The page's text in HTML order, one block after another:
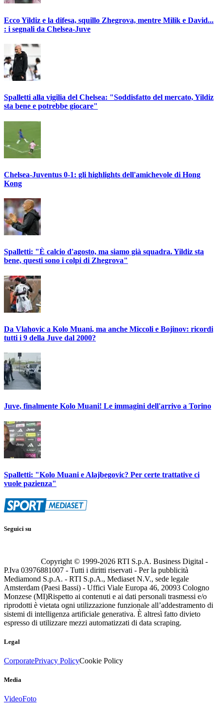
Ecco Yildiz e la difesa, squillo Zhegrova, mentre Milik e David...
: i segnali da Chelsea-Juve
Spalletti alla vigilia del Chelsea: "Soddisfatto del mercato, Yildiz
sta bene e potrebbe giocare"
Chelsea-Juventus 0-1: gli highlights dell'amichevole di Hong
Kong
Spalletti: "È calcio d'agosto, ma siamo già squadra. Yildiz sta
bene, questi sono i colpi di Zhegrova"
Da Vlahovic a Kolo Muani, ma anche Miccoli e Bojinov: ricordi
tutti i 9 della Juve dal 2000?
Juve, finalmente Kolo Muani! Le immagini dell'arrivo a Torino
Spalletti: "Kolo Muani e Alajbegovic? Per certe trattative ci
vuole pazienza"
Seguici su
Copyright © 1999-2026 RTI S.p.A. Business Digital -
P.Iva 03976881007 - Tutti i diritti riservati - Per la pubblicità
Mediamond S.p.A. - RTI S.p.A., Mediaset N.V., sede legale
Amsterdam (Paesi Bassi) - Uffici Viale Europa 46, 20093 Cologno
Monzese (MI)Rispetto ai contenuti e ai dati personali trasmessi e/o
riprodotti è vietata ogni utilizzazione funzionale all’addestramento di
sistemi di intelligenza artificiale generativa. È altresì fatto divieto
espresso di utilizzare mezzi automatizzati di data scraping.
Legal
CorporatePrivacy PolicyCookie Policy
Media
VideoFoto